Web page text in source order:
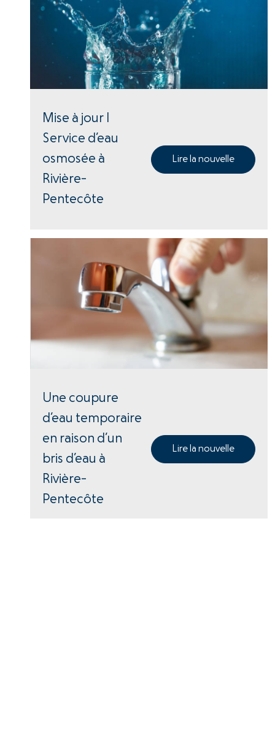
Mise à jour |
Service d’eau
osmosée à
Rivière-
Pentecôte
Lire la nouvelle
Une coupure
d’eau temporaire
en raison d’un
bris d’eau à
Rivière-
Pentecôte
Lire la nouvelle